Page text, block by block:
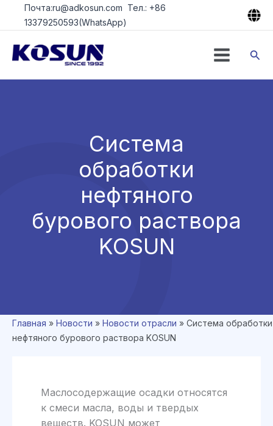
ПерейтиПочта:ru@adkosun.com Тел.: +86
13379250593(WhatsApp)
Система
обработки
нефтяного
бурового раствора
KOSUN
Главная » Новости » Новости отрасли » Система обработки
нефтяного бурового раствора KOSUN
Маслосодержащие осадки относятся
к смеси масла, воды и твердых
веществ. KOSUN может